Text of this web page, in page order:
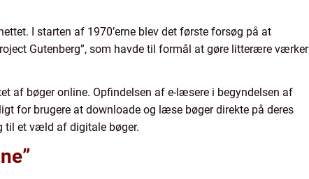
I starten af 1970’erne blev det første forsøg på at
Gutenberg”, som havde til formål at gøre litterære værker
af bøger online. Opfindelsen af e-læsere i begyndelsen af
for brugere at downloade og læse bøger direkte på deres
til et væld af digitale bøger.